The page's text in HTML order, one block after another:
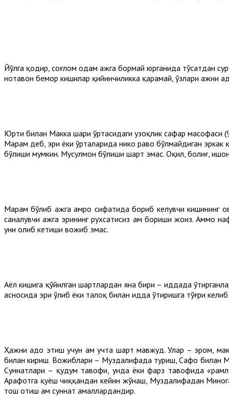
Йўлга қодир, соғлом одам ҳажга бормай юрганида тўсатдан
нотавон бемор кишилар қийинчиликка қарамай, ўзлари ҳажни
Юрти билан Макка шаҳри ўртасидаги узоқлик сафар масофаси
Маҳрам деб, эри ёки ўрталарида никоҳ раво бўлмайдиган
бўлиши мумкин. Мусулмон бўлиши шарт эмас. Оқил, болиғ,
Маҳрам бўлиб ҳажга ҳамроҳ сифатида бориб келувчи
саналувчи ҳажга эрининг рухсатисиз ҳам бориши жоиз. Аммо
уни олиб кетиши вожиб эмас.
Аёл кишига қўйилган шартлардан яна бири – иддада
асносида эри ўлиб ёки талоқ билан идда ўтиришга тўғри
Ҳажни адо этиш учун ҳам учта шарт мавжуд. Улар – эҳром,
билан кириш. Вожиблари – Муздалифада туриш, Сафо билан
Суннатлари – қудум тавофи, унда ёки фарз тавофида
Арафотга қуёш чиққандан кейин жўнаш, Муздалифадан
тош отиш ҳам суннат амаллардандир.